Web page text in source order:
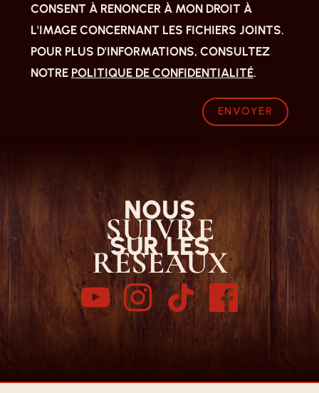
CONSENT À RENONCER À MON DROIT À
L'IMAGE CONCERNANT LES FICHIERS JOINTS.
POUR PLUS D'INFORMATIONS, CONSULTEZ
NOTRE POLITIQUE DE CONFIDENTIALITÉ.
ENVOYER
NOUS
SUIVRE
SUR LES
RÉSEAUX